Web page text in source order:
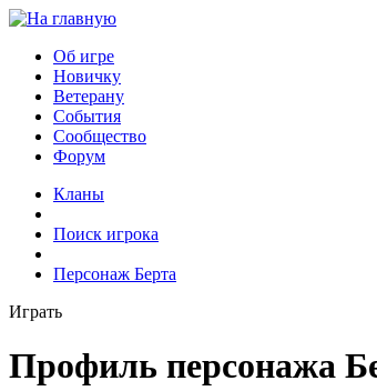
Об игре
Новичку
Ветерану
События
Сообщество
Форум
Кланы
Поиск игрока
Персонаж Берта
Играть
Профиль персонажа